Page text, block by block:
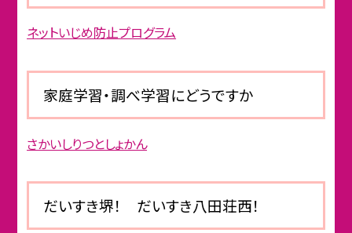
ネットいじめ防止プログラム
家庭学習・調べ学習にどうですか
さかいしりつとしょかん
だいすき堺！ だいすき八田荘西！